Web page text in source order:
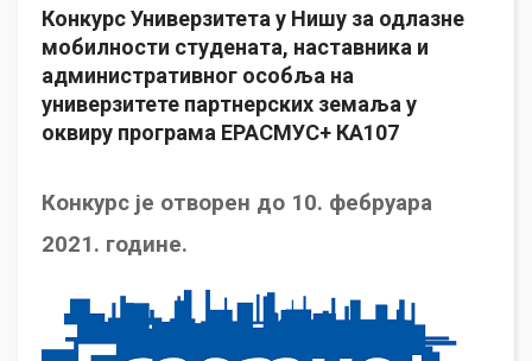
Конкурс Универзитета у Нишу за одлазне
мобилности студената, наставника и
административног особља на
универзитете партнерских земаља у
оквиру програма ЕРАСМУС+ КА107
Конкурс је отворен до 10. фебруара
2021. године.